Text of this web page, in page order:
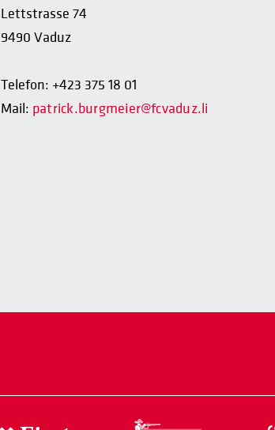
Lettstrasse 74
9490 Vaduz
Telefon: +423 375 18 01
Mail: patrick.burgmeier@fcvaduz.li